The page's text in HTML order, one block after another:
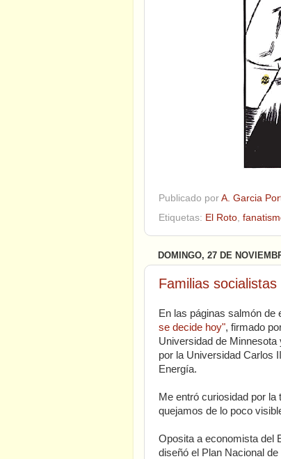
Publicado por A. Garcia
Etiquetas: El Roto
DOMINGO, 27 DE
Familias socialistas
En las páginas salmón de
se decide hoy", firmado
Universidad de
por la Universidad Carlos
Energía.
Me entró curiosidad por la
quejamos de lo poco
Oposita a economista del
diseñó el Plan Nacional